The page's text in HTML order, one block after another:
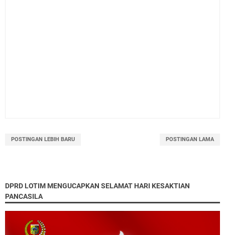
POSTINGAN LEBIH BARU POSTINGAN LAMA
DPRD LOTIM MENGUCAPKAN SELAMAT HARI KESAKTIAN
PANCASILA